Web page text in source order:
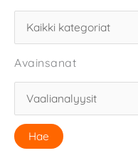
Avainsanat